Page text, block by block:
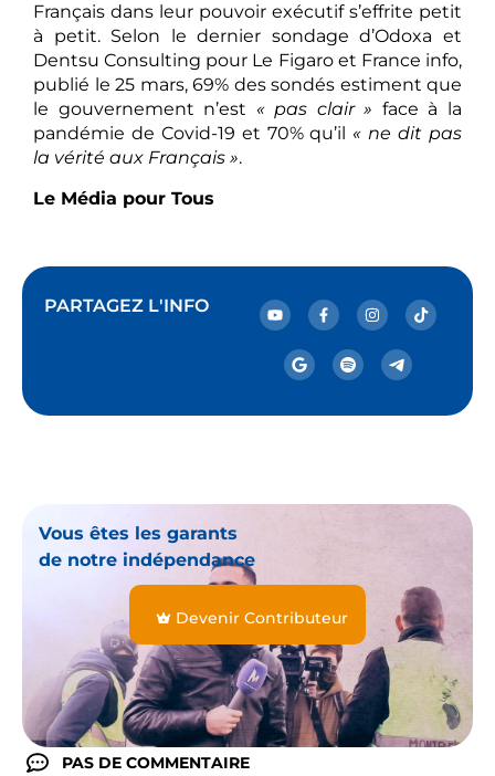
Français dans leur pouvoir exécutif s’effrite petit
à petit. Selon le dernier sondage d’Odoxa et
Dentsu Consulting pour Le Figaro et France info,
publié le 25 mars, 69% des sondés estiment que
le gouvernement n’est « pas clair » face à la
pandémie de Covid-19 et 70% qu’il « ne dit pas
la vérité aux Français ».
Le Média pour Tous
PARTAGEZ L'INFO
Vous êtes les garants
de notre indépendance
Devenir Contributeur
PAS DE COMMENTAIRE